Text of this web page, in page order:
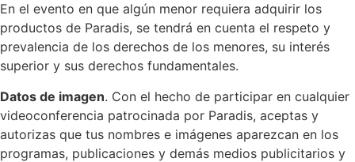
En el evento en que algún menor requiera adquirir los
productos de Paradis, se tendrá en cuenta el respeto y
prevalencia de los derechos de los menores, su interés
superior y sus derechos fundamentales.
Datos de imagen. Con el hecho de participar en cualquier
videoconferencia patrocinada por Paradis, aceptas y
autorizas que tus nombres e imágenes aparezcan en los
programas, publicaciones y demás medios publicitarios y